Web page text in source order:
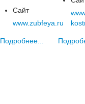
Сайт
www.zubfeya.ru
Подробнее...